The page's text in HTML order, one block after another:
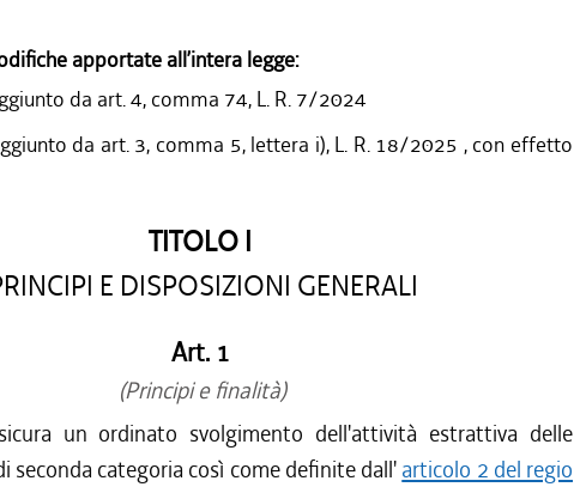
apportate all’intera legge:
da art. 4, comma 74, L. R. 7/2024
da art. 3, comma 5, lettera i), L. R. 18/2025 , con effetto
TITOLO I
E DISPOSIZIONI GENERALI
Art. 1
(Principi e finalità)
un ordinato svolgimento dell'attività estrattiva delle
seconda categoria così come definite dall' articolo 2 del regio